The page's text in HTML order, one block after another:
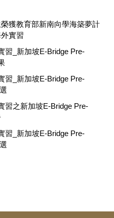
獲教育部新南向學海築夢計
實習
習_新加坡E-Bridge Pre-
習_新加坡E-Bridge Pre-
習之新加坡E-Bridge Pre-
習_新加坡E-Bridge Pre-